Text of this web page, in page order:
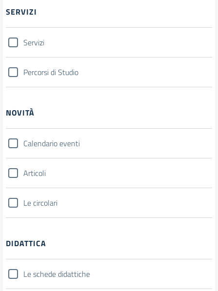
SERVIZI
Servizi
Percorsi di Studio
NOVITÀ
Calendario eventi
Articoli
Le circolari
DIDATTICA
Le schede didattiche